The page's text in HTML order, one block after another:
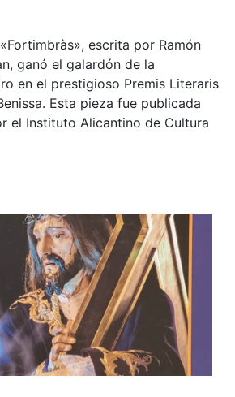
Fortimbràs», escrita por Ramón
ganó el galardón de la
en el prestigioso Premis Literaris
. Esta pieza fue publicada
el Instituto Alicantino de Cultura